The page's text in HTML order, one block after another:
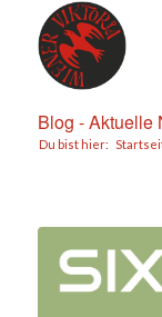
Blog - Aktuelle
Du bist hier: